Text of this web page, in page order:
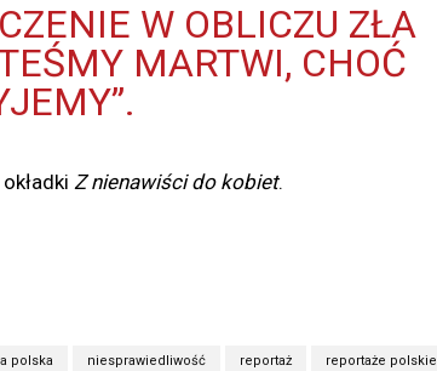
W OBLICZU ZŁA
MARTWI, CHOĆ
Z nienawiści do kobiet.
polska niesprawiedliwość reportaż reportaże polskie